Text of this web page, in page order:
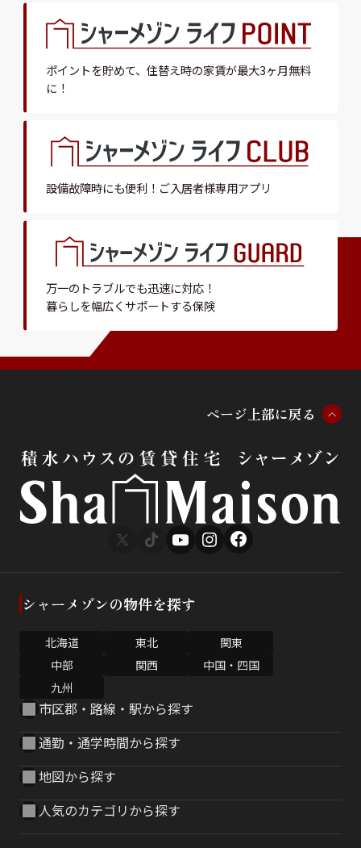
ポイントを貯めて、 住替え時の家賃が最大3ヶ月無料
に！
設備故障時にも便利！ ご入居者様専用アプリ
万一のトラブルでも迅速に対応！
暮らしを幅広くサポートする保険
ページ 上部に戻る
シャーメゾンの物件を探す
北海道 東北
関東
中部
関西
中国・四国
九州
市区郡・路線・駅から探す
通勤・通学時間から探す
地図から探す
人気のカテゴリから探す